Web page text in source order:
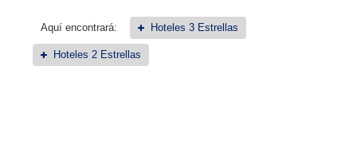
Aquí encontrará: Hoteles 3 Estrellas
Hoteles 2 Estrellas